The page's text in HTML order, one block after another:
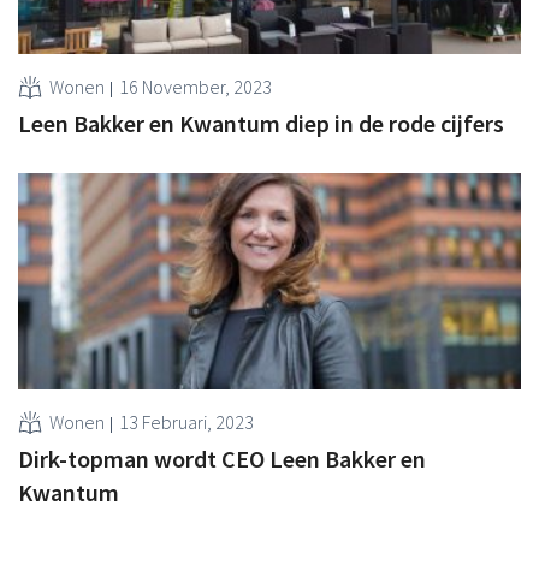
Wonen 16 November, 2023
Leen Bakker en Kwantum diep in de rode cijfers
Wonen 13 Februari, 2023
Dirk-topman wordt CEO Leen Bakker en
Kwantum